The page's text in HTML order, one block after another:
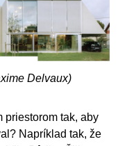
Delvaux)
priestorom tak, aby
Napríklad tak, že